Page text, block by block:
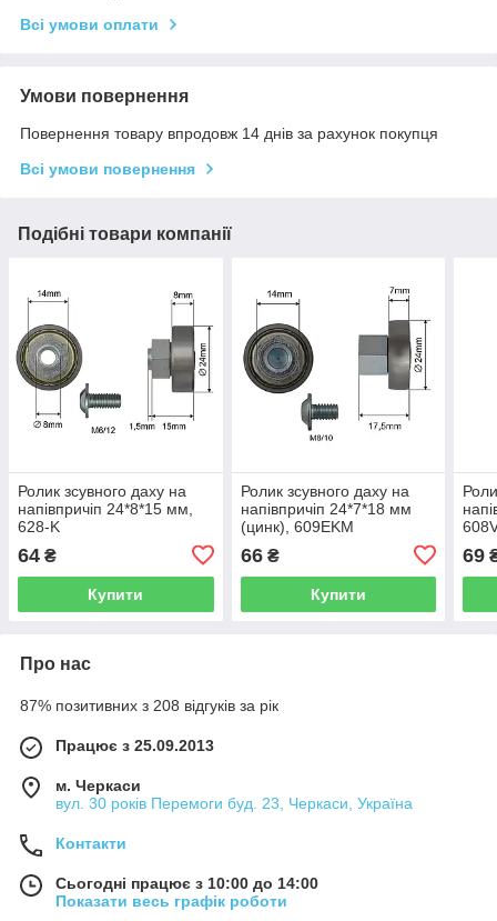
Всі умови оплати
Умови повернення
Повернення товару впродовж 14 днів за рахунок покупця
Всі умови повернення
Подібні товари компанії
Ролик зсувного даху на
напівпричіп 24*8*15 мм,
628-K
64 ₴
Купити
Ролик зсувного даху на
напівпричіп 24*7*18 мм
(цинк), 609EKM
66₴
Купити
69
Про нас
87% позитивних з 208 відгуків за рік
Працює з 25.09.2013
м. Черкаси
вул. 30 років Перемоги буд. 23, Черкаси, Україна
Контакти
Сьогодні працює з 10:00 до 14:00
Показати весь графік роботи